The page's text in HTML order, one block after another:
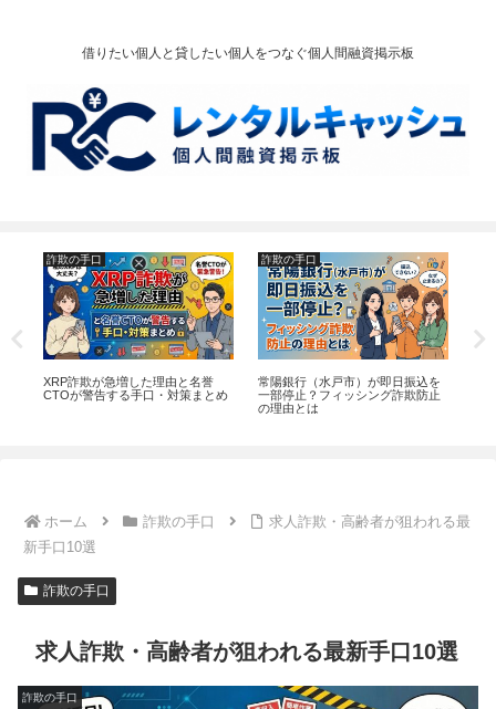
借りたい個人と貸したい個人をつなぐ個人間融資掲示板
詐欺の手口
XRP詐欺が急増した理由と名誉
CTOが警告する手口・対策まとめ
詐欺の手口
常陽銀行（水戸市）が即日振込を
一部停止？フィッシング詐欺防止
の理由とは
ホーム 詐欺の手口
求人詐欺・高齢者が狙われる最
新手口10選
詐欺の手口
求人詐欺・高齢者が狙われる最新手口10選
詐欺の手口